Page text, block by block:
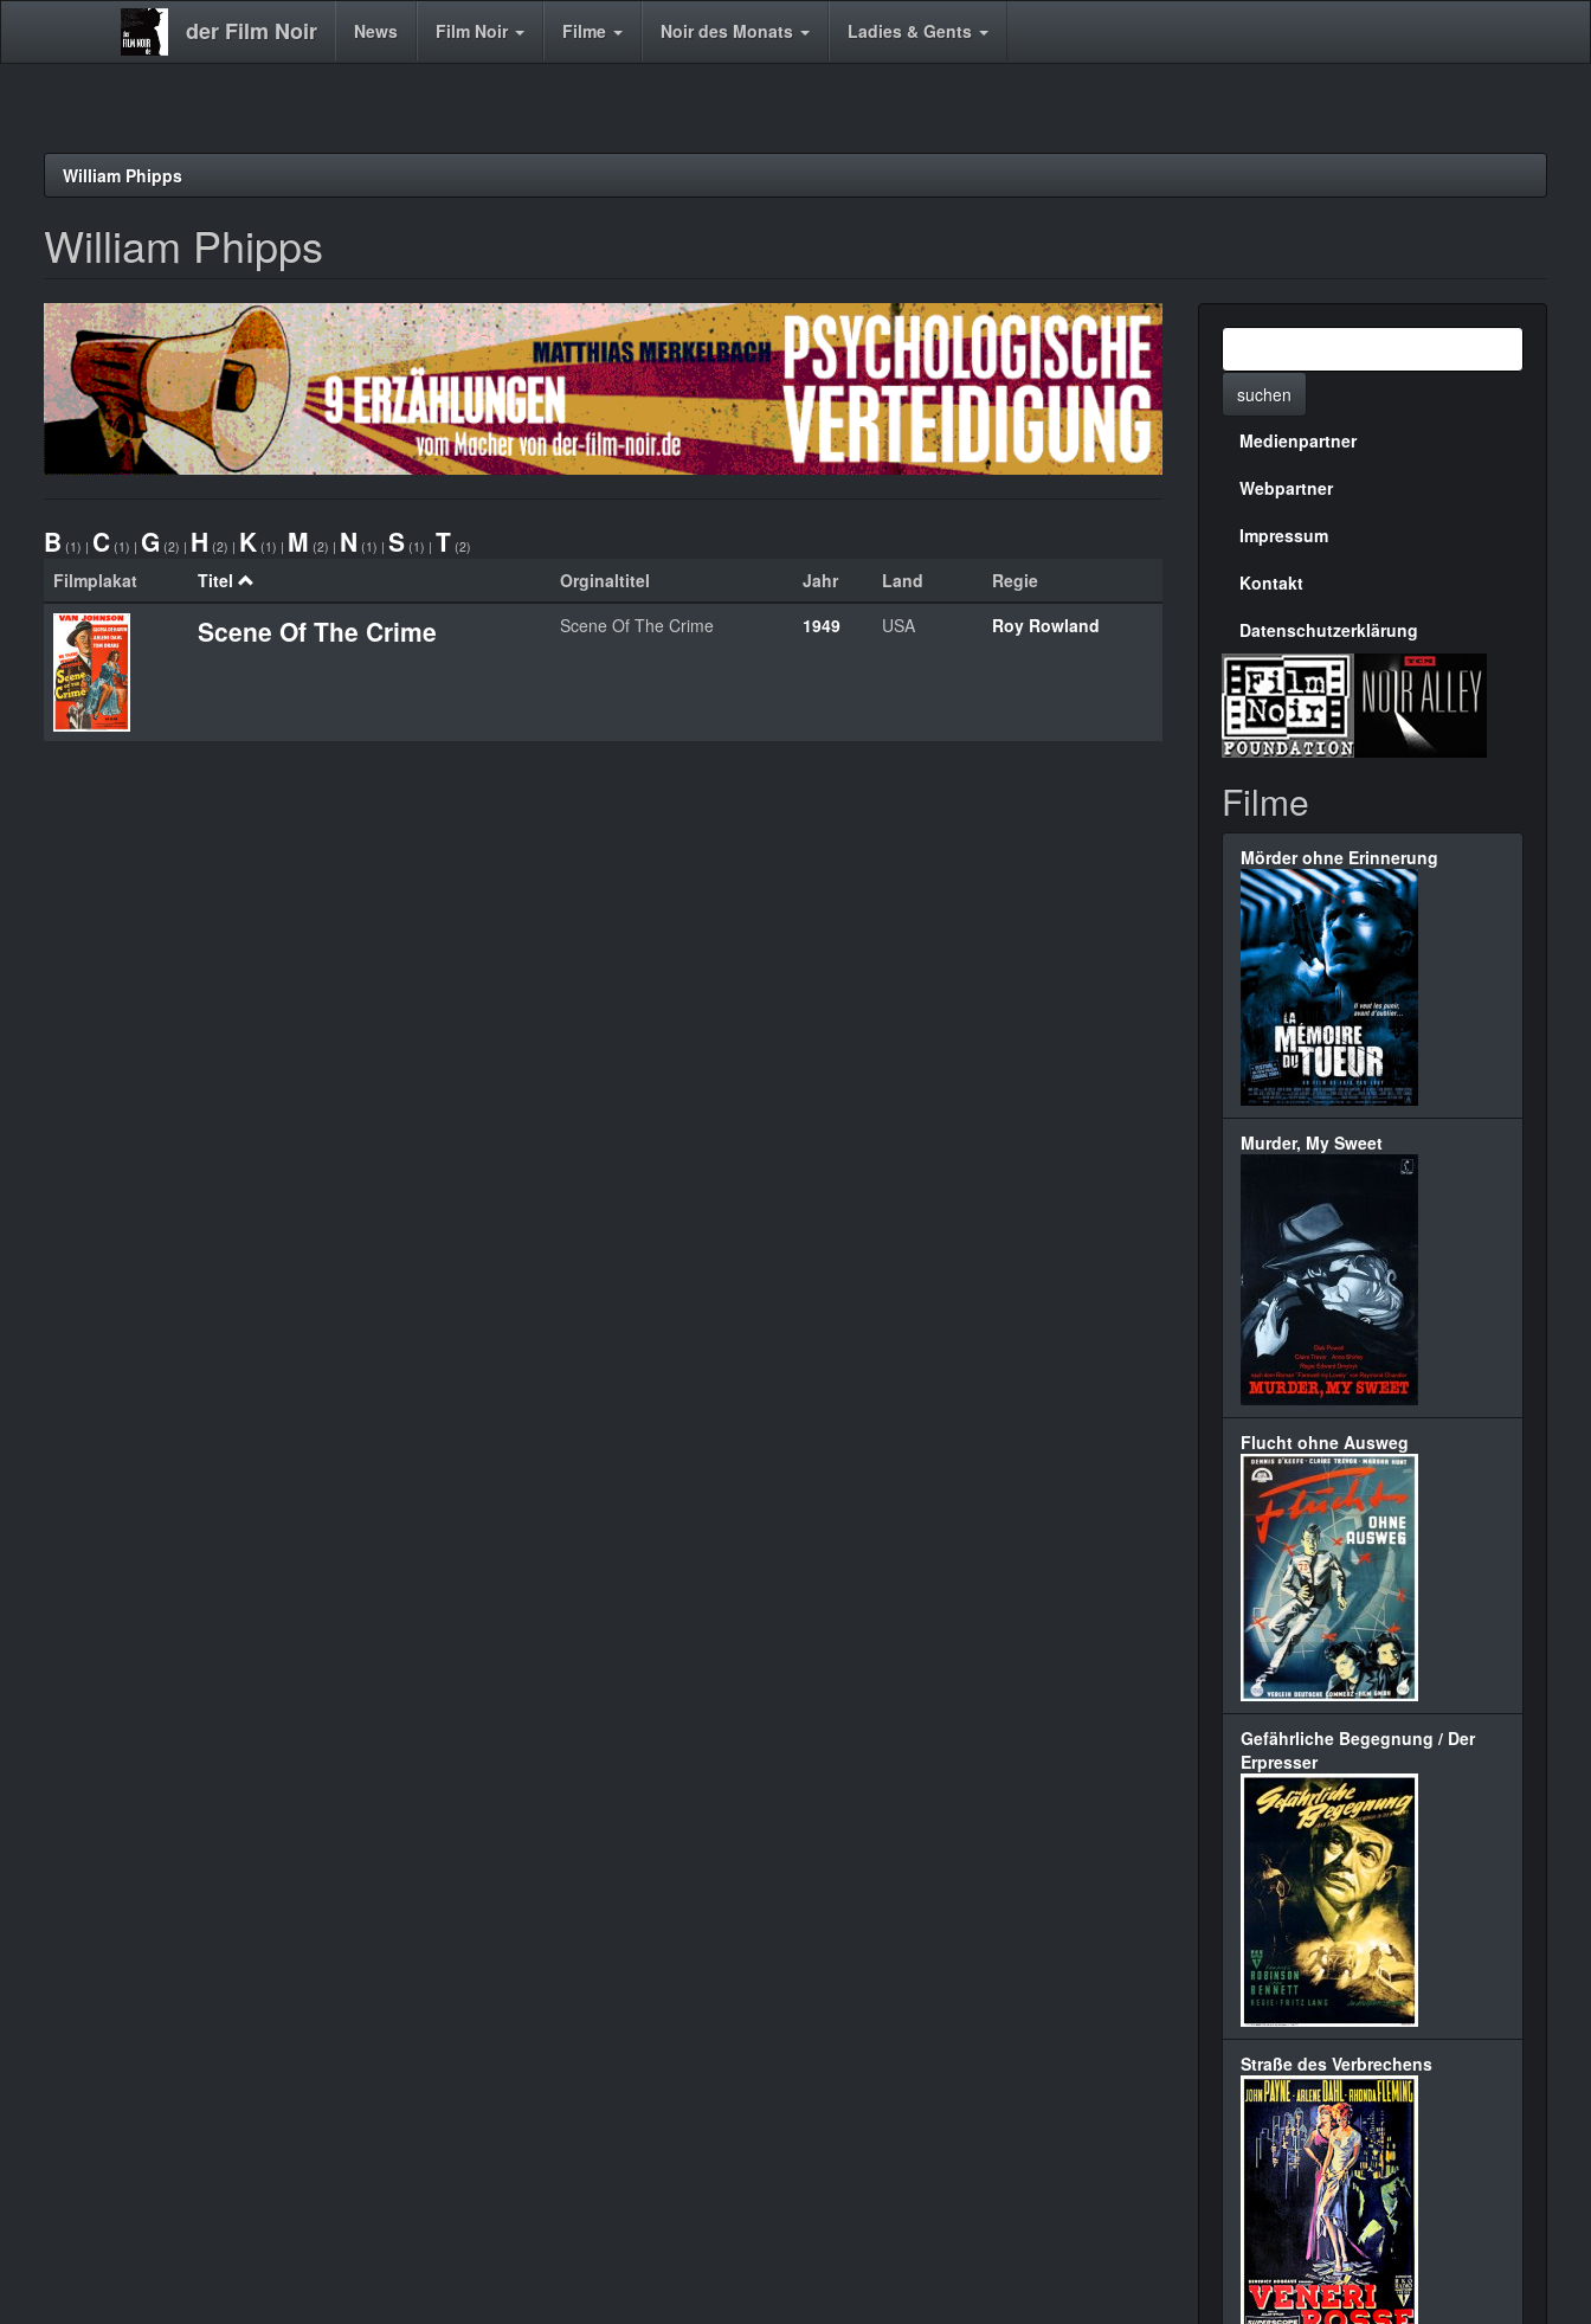
der Film Noir
Main News Film Noir Filme Noir des Monats Ladies & Gents
William Phipps
William Phipps
B (1) | C (1) | G (2) | H (2) | K (1) | M (2) | N (1) | S (1) | T (2)
Filmplakat Titel Orginaltitel Jahr Land Regie
Scene Of The Crime Scene Of The Crime 1949 USA Roy Rowland
suchen
Menülinks
rechte
Seite
Medienpartner
Webpartner
Impressum
Kontakt
Datenschutzerklärung
Filme
Mörder ohne Erinnerung
Murder, My Sweet
Flucht ohne Ausweg
Gefährliche Begegnung / Der
Erpresser
Straße des Verbrechens